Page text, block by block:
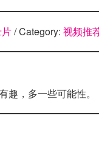
/ Category: 视频推
，多一些可能性。